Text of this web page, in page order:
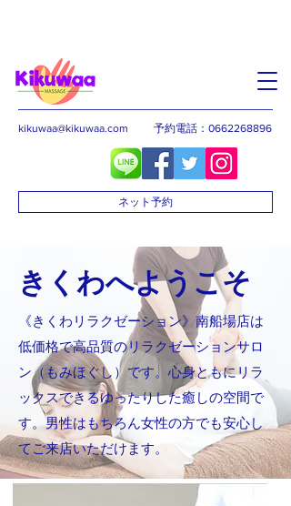
kikuwaa@kikuwaa.com 予約電話：0662268896
ネット予約
きくわへようこそ
《きくわリラクゼーション》南船場店は
低価格で高品質のリラクゼーションサロ
ン（もみほぐし）です。心身ともにリラ
ックスできるゆったりした癒しの空間で
す。男性はもちろん女性の方でも安心し
てご来店いただけます。